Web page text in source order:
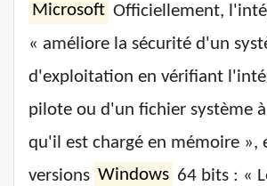
Microsoft Officiellement,
« améliore la sécurité d'un
d'exploitation en vérifiant
pilote ou d'un fichier système
qu'il est chargé en mémoire »,
versions Windows 64 bits : «